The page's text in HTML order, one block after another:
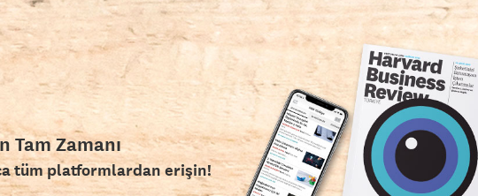
Tam Zamanı
tüm platformlardan erişin!